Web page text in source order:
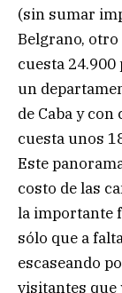
(sin sumar
Belgrano,
cuesta
un
de Caba y
cuesta unos
Este
costo de las
la importante
sólo que a
escaseando
visitantes que